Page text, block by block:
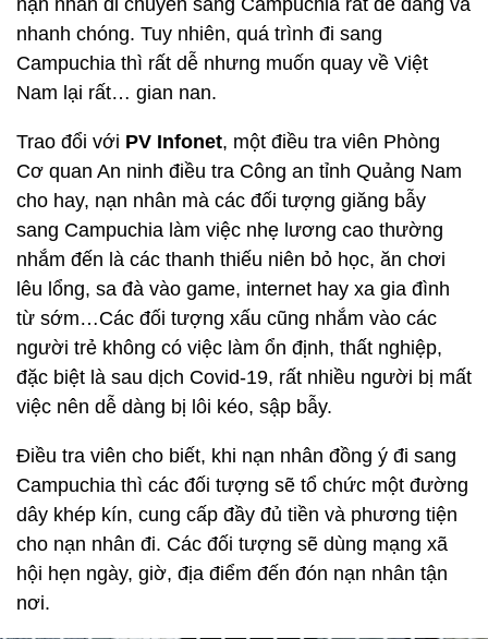
nạn nhân di chuyển sang Campuchia rất dễ dàng và
nhanh chóng. Tuy nhiên, quá trình đi sang
Campuchia thì rất dễ nhưng muốn quay về Việt
Nam lại rất… gian nan.
Trao đổi với PV Infonet, một điều tra viên Phòng
Cơ quan An ninh điều tra Công an tỉnh Quảng Nam
cho hay, nạn nhân mà các đối tượng giăng bẫy
sang Campuchia làm việc nhẹ lương cao thường
nhắm đến là các thanh thiếu niên bỏ học, ăn chơi
lêu lổng, sa đà vào game, internet hay xa gia đình
từ sớm…Các đối tượng xấu cũng nhắm vào các
người trẻ không có việc làm ổn định, thất nghiệp,
đặc biệt là sau dịch Covid-19, rất nhiều người bị mất
việc nên dễ dàng bị lôi kéo, sập bẫy.
Điều tra viên cho biết, khi nạn nhân đồng ý đi sang
Campuchia thì các đối tượng sẽ tổ chức một đường
dây khép kín, cung cấp đầy đủ tiền và phương tiện
cho nạn nhân đi. Các đối tượng sẽ dùng mạng xã
hội hẹn ngày, giờ, địa điểm đến đón nạn nhân tận
nơi.